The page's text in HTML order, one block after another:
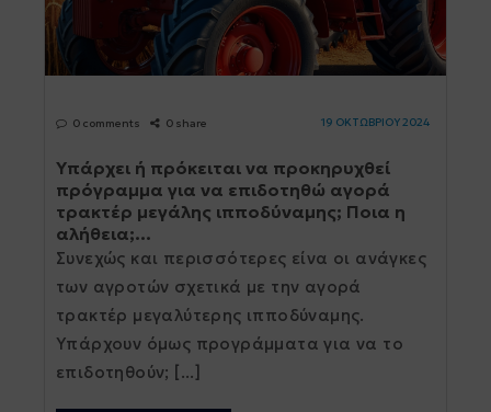
0 comments 0 share 19 ΟΚΤΩΒΡΙΟΥ 2024
Υπάρχει ή πρόκειται να προκηρυχθεί
πρόγραμμα για να επιδοτηθώ αγορά
τρακτέρ μεγάλης ιπποδύναμης; Ποια η
αλήθεια;...
Συνεχώς και περισσότερες είνα οι ανάγκες
των αγροτών σχετικά με την αγορά
τρακτέρ μεγαλύτερης ιπποδύναμης.
Υπάρχουν όμως προγράμματα για να το
επιδοτηθούν; [...]